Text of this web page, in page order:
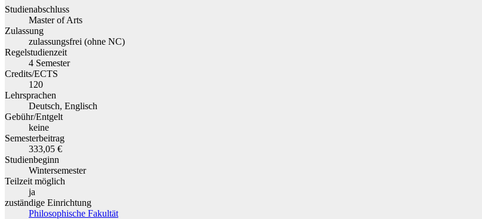
Studienabschluss
Master of Arts
Zulassung
zulassungsfrei (ohne NC)
Regelstudienzeit
4 Semester
Credits/ECTS
120
Lehrsprachen
Deutsch, Englisch
Gebühr/Entgelt
keine
Semesterbeitrag
333,05 €
Studienbeginn
Wintersemester
Teilzeit möglich
ja
zuständige Einrichtung
Philosophische Fakultät